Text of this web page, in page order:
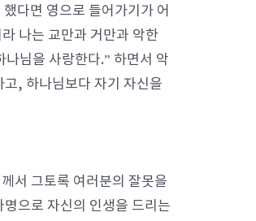
다면 영으로 들어가기가 어
나는 교만과 거만과 악한
님을 사랑한다.” 하면서 악
, 하나님보다 자기 자신을
서 그토록 여러분의 잘못을
으로 자신의 인생을 드리는